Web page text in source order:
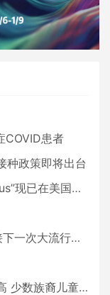
COVID患者
种政策即将出台
国占据主导地位
大流行了吗？
裔儿童存在差异